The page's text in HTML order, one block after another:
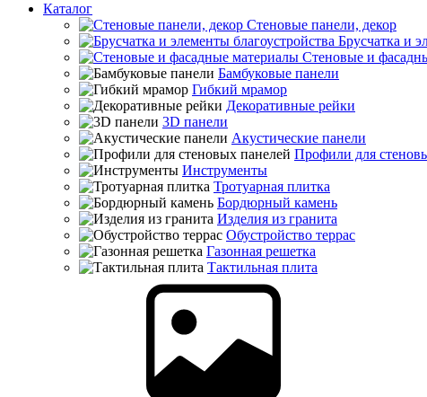
Каталог
Стеновые панели, декор
Брусчатка и
Стеновые и
Бамбуковые панели
Гибкий мрамор
Декоративные рейки
3D панели
Акустические панели
Профили для
Инструменты
Тротуарная плитка
Бордюрный камень
Изделия из гранита
Обустройство террас
Газонная решетка
Тактильная плита